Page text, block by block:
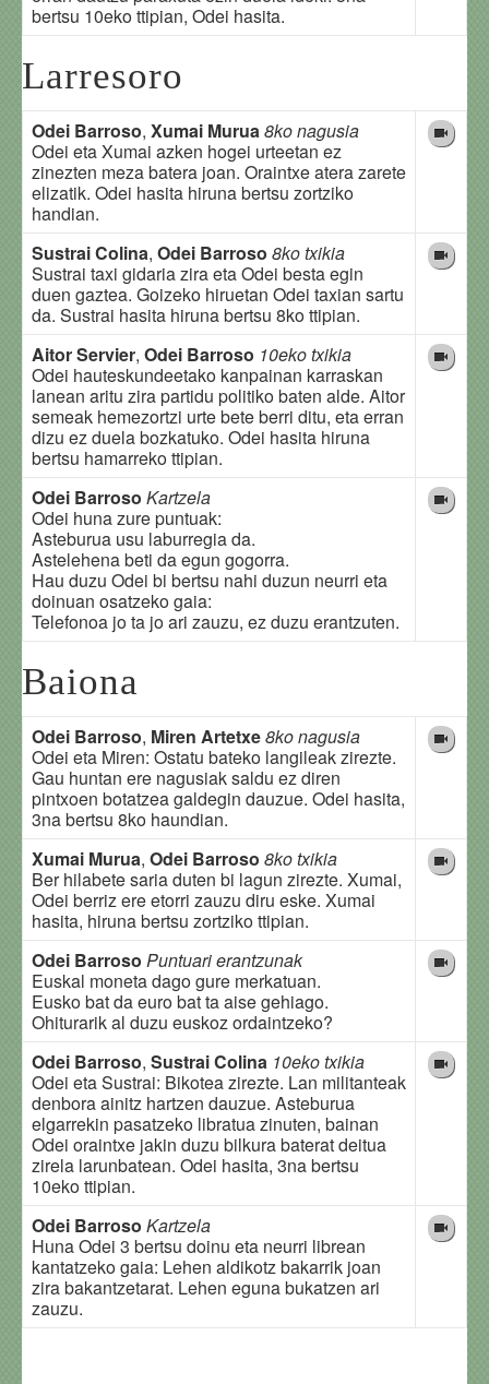
bertsu 10eko ttipian, Odei hasita.
Larresoro
Odei Barroso, Xumai Murua8ko nagusia
Odei eta Xumai azken hogei urteetan ez
zinezten meza batera joan. Oraintxe atera zarete
elizatik. Odei hasita hiruna bertsu zortziko
handian.
Sustrai Colina, Odei Barroso 8ko txikia
Sustrai taxi gidaria zira eta Odei besta egin
duen gaztea. Goizeko hiruetan Odei taxian sartu
da. Sustrai hasita hiruna bertsu 8ko ttipian.
Aitor Servier, Odei Barroso 10eko txikia
Odei hauteskundeetako kanpainan karraskan
lanean aritu zira partidu politiko baten alde. Aitor
semeak hemezortzi urte bete berri ditu, eta erran
dizu ez duela bozkatuko. Odei hasita hiruna
bertsu hamarreko ttipian.
Odei Barroso Kartzela
Odei huna zure puntuak:
Asteburua usu laburregia da.
Astelehena beti da egun gogorra.
Hau duzu Odei bi bertsu nahi duzun neurri eta
doinuan osatzeko gaia:
Telefonoa jo ta jo ari zauzu, ez duzu erantzuten.
Baiona
Odei Barroso, Miren Artetxe8ko nagusia
Odei eta Miren: Ostatu bateko langileak zirezte.
Gau huntan ere nagusiak saldu ez diren
pintxoen botatzea galdegin dauzue. Odei hasita,
3na bertsu 8ko haundian.
Xumai Murua, Odei Barroso 8ko txikia
Ber hilabete saria duten bi lagun zirezte. Xumai,
Odei berriz ere etorri zauzu diru eske. Xumai
hasita, hiruna bertsu zortziko ttipian.
Odei Barroso Puntuari erantzunak
Euskal moneta dago gure merkatuan.
Eusko bat da euro bat ta aise gehiago.
Ohiturarik al duzu euskoz ordaintzeko?
Odei Barroso, Sustrai Colina 10eko txikia
Odei eta Sustrai: Bikotea zirezte. Lan militanteak
denbora ainitz hartzen dauzue. Asteburua
elgarrekin pasatzeko libratua zinuten, bainan
Odei oraintxe jakin duzu bilkura baterat deitua
zirela larunbatean. Odei hasita, 3na bertsu
10eko ttipian.
Odei Barroso Kartzela
Huna Odei 3 bertsu doinu eta neurri librean
kantatzeko gaia: Lehen aldikotz bakarrik joan
zira bakantzetarat. Lehen eguna bukatzen ari
zauzu.